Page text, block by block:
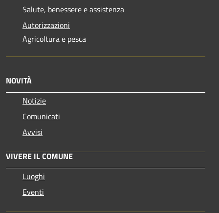
Salute, benessere e assistenza
Autorizzazioni
Agricoltura e pesca
NOVITÀ
Notizie
Comunicati
Avvisi
VIVERE IL COMUNE
Luoghi
Eventi